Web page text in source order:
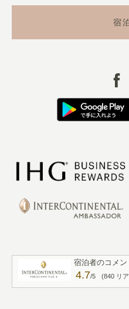
宿
宿泊者のコメン
4.7/5 (840 リ